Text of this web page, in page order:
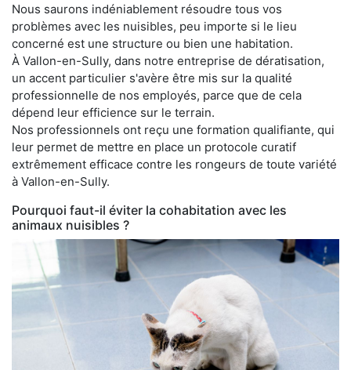
Nous saurons indéniablement résoudre tous vos
problèmes avec les nuisibles, peu importe si le lieu
concerné est une structure ou bien une habitation.
À Vallon-en-Sully, dans notre entreprise de dératisation,
un accent particulier s'avère être mis sur la qualité
professionnelle de nos employés, parce que de cela
dépend leur efficience sur le terrain.
Nos professionnels ont reçu une formation qualifiante, qui
leur permet de mettre en place un protocole curatif
extrêmement efficace contre les rongeurs de toute variété
à Vallon-en-Sully.
Pourquoi faut-il éviter la cohabitation avec les
animaux nuisibles ?